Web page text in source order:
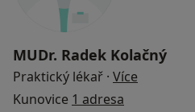
MUDr. Radek Kolačný
Praktický lékař · Více
Kunovice 1 adresa